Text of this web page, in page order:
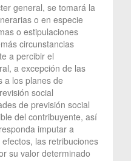
general, se tomará la
o en especie
o estipulaciones
circunstancias
a percibir el
a excepción de las
a los planes de
social
de previsión social
del contribuyente, así
imputar a
las retribuciones
su valor determinado